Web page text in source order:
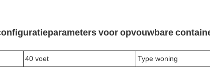
voor opvouwbare
40 voet Type woning